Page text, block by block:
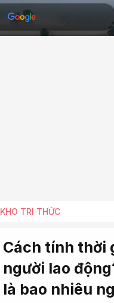
KHO TRI THỨC
Cách tính thời
người lao
là bao nhiêu